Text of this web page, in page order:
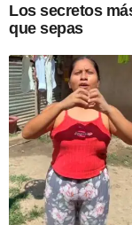
Los secretos
que sepas